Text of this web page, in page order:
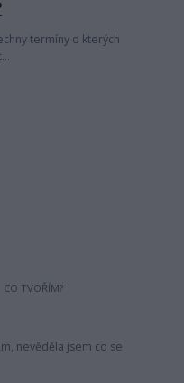
termíny o kterých
CO TVOŘÍM?
nevěděla jsem co se